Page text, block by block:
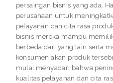
persaingan bisnis yang ada.
perusahaan untuk
pelayanan dan cita rasa
bisnis mereka mampu
berbeda dari yang lain serta
konsumen akan produk
mulai menyadari bahwa
kualitas pelayanan dan cita